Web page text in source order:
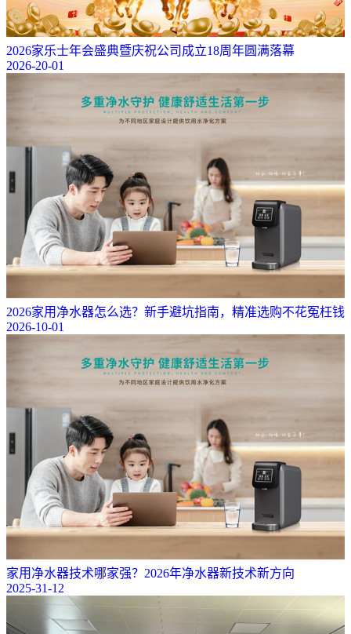
2026家乐士年会盛典暨庆祝公司成立18周年圆满落幕
2026-20-01
2026家用净水器怎么选？新手避坑指南，精准选购不花冤枉钱
2026-10-01
家用净水器技术哪家强？2026年净水器新技术新方向
2025-31-12